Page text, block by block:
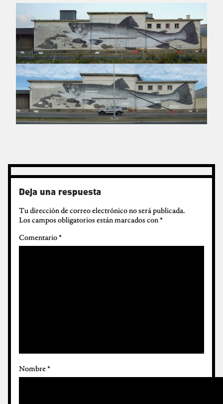
Deja una respuesta
Tu dirección de correo electrónico no será publicada.
Los campos obligatorios están marcados con*
Comentario*
Nombre*